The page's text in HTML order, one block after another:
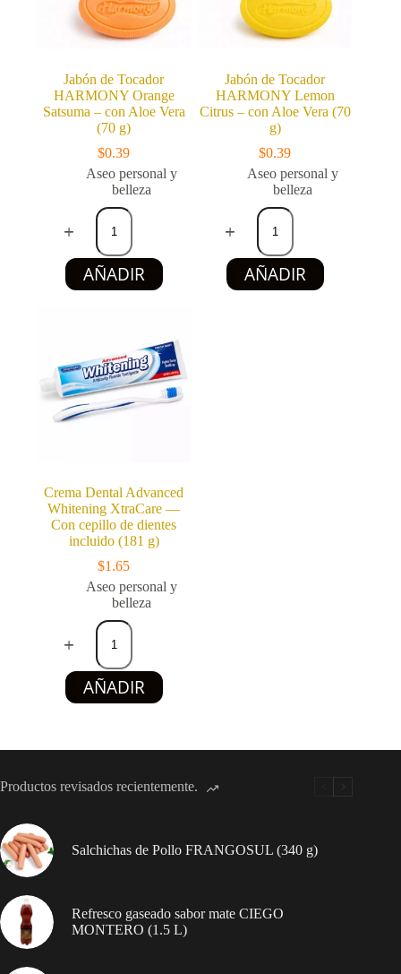
Jabón de Tocador
HARMONY Orange
Satsuma – con Aloe Vera
(70 g)
$0.39
Aseo personal y
belleza
Jabón
Tocador
HARMONY
Orange
Satsuma
(70
g)
cantidad
AÑADIR
Jabón de Tocador
HARMONY Lemon
Citrus – con Aloe Vera (70
g)
$0.39
Aseo personal y
belleza
Jabón
Tocador
HARMONY
Lemon
Citrus
AÑADIR
Crema Dental Advanced
Whitening XtraCare —
Con cepillo de dientes
incluido (181 g)
$1.65
Aseo personal y
belleza
Crema
Dental
Advanced
Whitening
XtraCare
—
de
incluido
(181
AÑADIR
Productos revisados recientemente.
Salchichas de Pollo FRANGOSUL (340 g)
Refresco gaseado sabor mate CIEGO
MONTERO (1.5 L)